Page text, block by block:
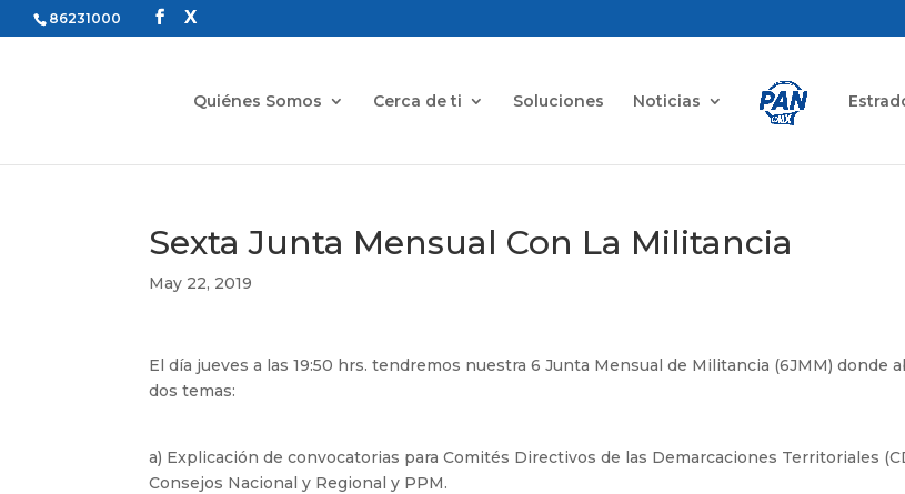
86231000
Quiénes Somos Cerca de ti Soluciones Noticias
Sexta Junta Mensual Con La Militancia
May 22, 2019
El día jueves a las 19:50 hrs. tendremos nuestra 6 Junta Mensual de Militancia (6JMM) donde
dos temas:
a) Explicación de convocatorias para Comités Directivos de las Demarcaciones Territoriales
Consejos Nacional y Regional y PPM.